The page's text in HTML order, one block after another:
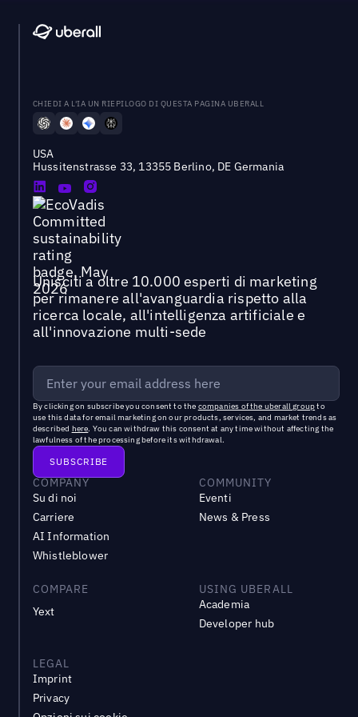
CHIEDI A L'IA UN RIEPILOGO DI QUESTA PAGINA UBERALL
USA
Hussitenstrasse 33, 13355 Berlino, DE Germania
Unisciti a oltre 10.000 esperti di marketing
per rimanere all'avanguardia rispetto alla
ricerca locale, all'intelligenza artificiale e
all'innovazione multi-sede
By clicking on subscribe you consent to the companies of the uberall groupto
use this data for email marketing on our products, services, and market trends as
described here. You can withdraw this consent at any time without affecting the
lawfulness of the processing before its withdrawal.
COMPANY
Su di noi
Carriere
AI Information
Whistleblower
COMMUNITY
Eventi
News & Press
COMPARE
Yext
USING UBERALL
Academia
Developer hub
LEGAL
Imprint
Privacy